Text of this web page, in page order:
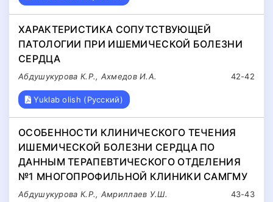
ХАРАКТЕРИСТИКА СОПУТСТВУЮЩЕЙ
ПАТОЛОГИИ ПРИ ИШЕМИЧЕСКОЙ БОЛЕЗНИ
СЕРДЦА
42-42
Абдушукурова К.Р., Ахмедов И.А.
Yuklab olish (Русский)
ОСОБЕННОСТИ КЛИНИЧЕСКОГО ТЕЧЕНИЯ
ИШЕМИЧЕСКОЙ БОЛЕЗНИ СЕРДЦА ПО
ДАННЫМ ТЕРАПЕВТИЧЕСКОГО ОТДЕЛЕНИЯ
№1 МНОГОПРОФИЛЬНОЙ КЛИНИКИ САМГМУ
43-43
Абдушукурова К.Р., Амриллаев У.Ш.